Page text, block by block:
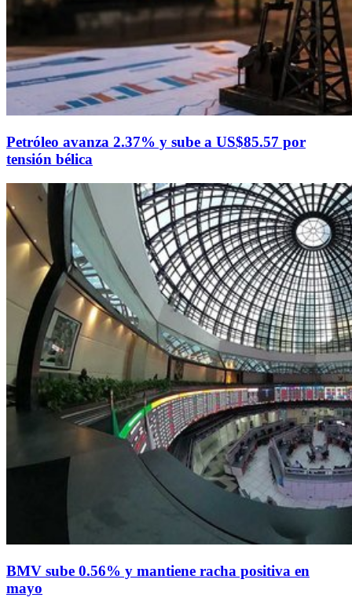
Petróleo avanza 2.37% y sube a US$85.57 por
tensión bélica
BMV sube 0.56% y mantiene racha positiva en
mayo